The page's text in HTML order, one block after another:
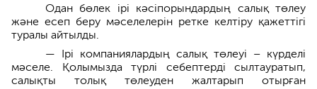
Одан бөлек ірі кәсіпорындардың салық төлеу
және есеп беру мәселелерін ретке келтіру қажеттігі
туралы айтылды.
— Ірі компаниялардың салық төлеуі – күрделі
мәселе. Қолымызда түрлі себептерді сылтауратып,
салықты толық төлеуден жалтарып отырған